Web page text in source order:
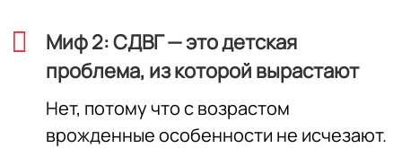
Миф 2: СДВГ — это детская
проблема, из которой вырастают
Нет, потому что с возрастом
врожденные особенности не исчезают.